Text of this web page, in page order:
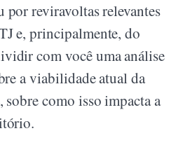
por reviravoltas relevantes
e, principalmente, do
com você uma análise
a viabilidade atual da
como isso impacta a